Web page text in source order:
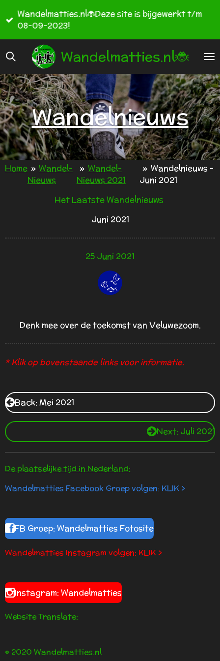
direct
hoofdinhoud
Wandelmatties.nl🐞
Wandelmatties.nl🐞Deze site is bijgewerkt t/m
08-09-2023!
Wandelnieuws
Home » Wandel-
Nieuws
» Wandel-
Nieuws 2021
» Wandelnieuws -
Juni 2021
Het Laatste Wandelnieuws
Juni 2021
25 Juni 2021
Denk mee over de toekomst van Veluwezoom.
* Klik op bovenstaande links voor informatie.
Back: Mei 2021
Next: Juli 2021
De plaatselijke tijd in Nederland:
Wandelmatties Facebook Groep volgen: KLIK >
FB Groep: Wandelmatties Fotosite
Wandelmatties Instagram volgen: KLIK >
Instagram: Wandelmatties
Website Translate:
© 2020 Wandelmatties.nl